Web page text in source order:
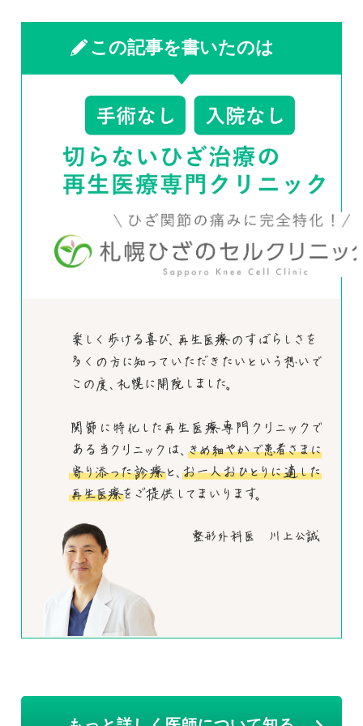
この記事を書いたのは